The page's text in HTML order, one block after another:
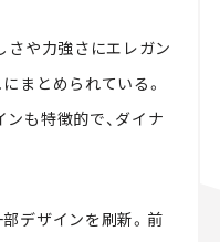
さや力強さにエレガン
まとめられている。
も特徴的で、ダイナ
デザインを刷新。前